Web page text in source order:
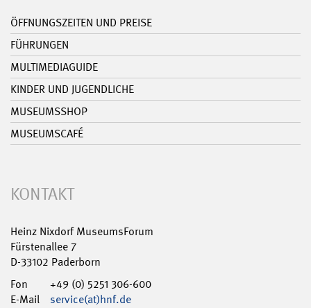
ÖFFNUNGSZEITEN UND PREISE
FÜHRUNGEN
MULTIMEDIAGUIDE
KINDER UND JUGENDLICHE
MUSEUMSSHOP
MUSEUMSCAFÉ
KONTAKT
Heinz Nixdorf MuseumsForum
Fürstenallee 7
D-33102 Paderborn
Fon
+49 (0) 5251 306-600
E-Mail
service(at)hnf.de